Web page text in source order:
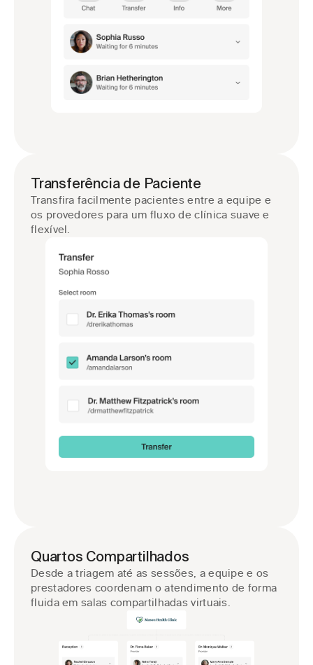
Transferência de Paciente
Transfira facilmente pacientes entre a equipe e
os provedores para um fluxo de clínica suave e
flexível.
Quartos Compartilhados
Desde a triagem até as sessões, a equipe e os
prestadores coordenam o atendimento de forma
fluida em salas compartilhadas virtuais.